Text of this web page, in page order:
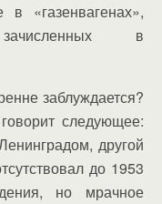
«газенвагенах»,
в
заблуждается?
следующее:
другой
до 1953
но мрачное